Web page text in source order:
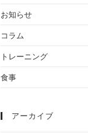
お知らせ
コラム
トレーニング
食事
アーカイブ